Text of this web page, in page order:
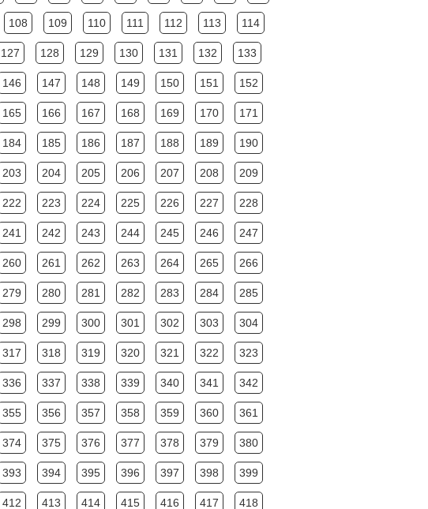
108 109 110 111 112 113 114
127 128 129 130 131 132 133
146 147 148 149 150 151 152
165 166 167 168 169 170 171
184 185 186 187 188 189 190
203 204 205 206 207 208 209
222 223 224 225 226 227 228
241 242 243 244 245 246 247
260 261 262 263 264 265 266
279 280 281 282 283 284 285
298 299 300 301 302 303 304
317 318 319 320 321 322 323
336 337 338 339 340 341 342
355 356 357 358 359 360 361
374 375 376 377 378 379 380
393 394 395 396 397 398 399
412 413 414 415 416 417 418